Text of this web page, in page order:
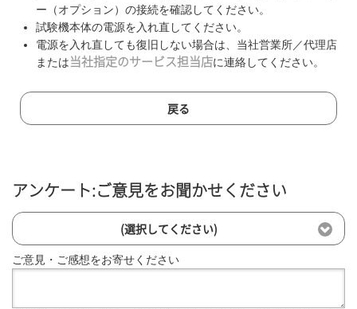
ー（オプション）の接続を確認してください。
試験機本体の電源を入れ直してください。
電源を入れ直しても復旧しない場合は、当社営業所／代理店
または 当社指定のサービス担当店に連絡してください。
戻る
アンケート:ご意見をお聞かせください
(選択してください)
ご意見・ご感想をお寄せください